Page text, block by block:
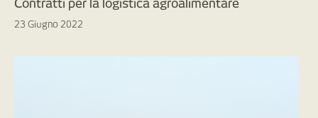
Contratti per la logistica agroalimentare
23 Giugno 2022